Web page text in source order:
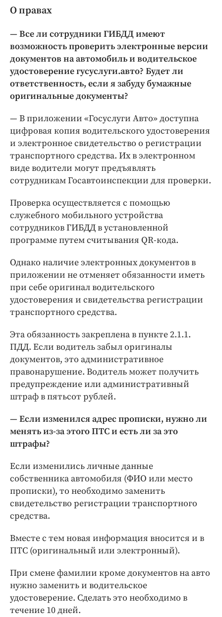
О правах
— Все ли сотрудники ГИБДД имеют
возможность проверить электронные версии
документов на автомобиль и водительское
удостоверение гусуслуги.авто? Будет ли
ответственность, если я забуду бумажные
оригинальные документы?
— В приложении «Госуслуги Авто» доступна
цифровая копия водительского удостоверения
и электронное свидетельство о регистрации
транспортного средства. Их в электронном
виде водители могут предъявлять
сотрудникам Госавтоинспекции для проверки.
Проверка осуществляется с помощью
служебного мобильного устройства
сотрудников ГИБДД в установленной
программе путем считывания QR-кода.
Однако наличие электронных документов в
приложении не отменяет обязанности иметь
при себе оригинал водительского
удостоверения и свидетельства регистрации
транспортного средства.
Эта обязанность закреплена в пункте 2.1.1.
ПДД. Если водитель забыл оригиналы
документов, это административное
правонарушение. Водитель может получить
предупреждение или административный
штраф в пятьсот рублей.
— Если изменился адрес прописки, нужно ли
менять из-за этого ПТС и есть ли за это
штрафы?
Если изменились личные данные
собственника автомобиля (ФИО или место
прописки), то необходимо заменить
свидетельство регистрации транспортного
средства.
Вместе с тем новая информация вносится и в
ПТС (оригинальный или электронный).
При смене фамилии кроме документов на авто
нужно заменить и водительское
удостоверение. Сделать это необходимо в
течение 10 дней.